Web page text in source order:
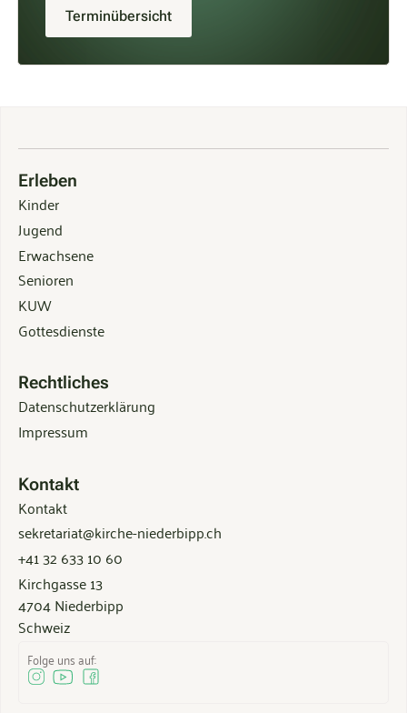
Terminübersicht
Erleben
Kinder
Jugend
Erwachsene
Senioren
KUW
Gottesdienste
Rechtliches
Datenschutzerklärung
Impressum
Kontakt
Kontakt
sekretariat@kirche-niederbipp.ch
+41 32 633 10 60
Kirchgasse 13
4704 Niederbipp
Schweiz
Folge uns auf: